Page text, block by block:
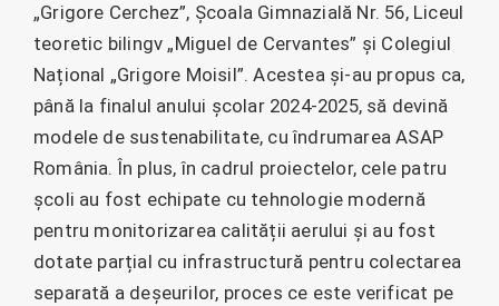
„Grigore Cerchez”, Școala Gimnazială Nr. 56, Liceul
teoretic bilingv „Miguel de Cervantes” și Colegiul
Național „Grigore Moisil”. Acestea și-au propus ca,
până la finalul anului școlar 2024-2025, să devină
modele de sustenabilitate, cu îndrumarea ASAP
România. În plus, în cadrul proiectelor, cele patru
școli au fost echipate cu tehnologie modernă
pentru monitorizarea calității aerului și au fost
dotate parțial cu infrastructură pentru colectarea
separată a deșeurilor, proces ce este verificat pe